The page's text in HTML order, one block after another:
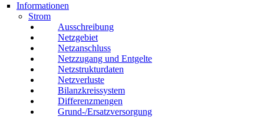
Informationen
Strom
Ausschreibung
Netzgebiet
Netzanschluss
Netzzugang und Entgelte
Netzstrukturdaten
Netzverluste
Bilanzkreissystem
Differenzmengen
Grund-/Ersatzversorgung